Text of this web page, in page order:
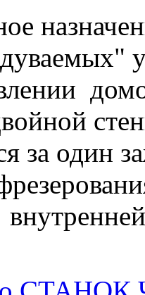
за один